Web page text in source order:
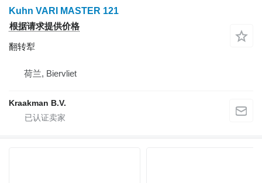
Kuhn VARI MASTER 121
根据请求提供价格
翻转犁
荷兰, Biervliet
Kraakman B.V.